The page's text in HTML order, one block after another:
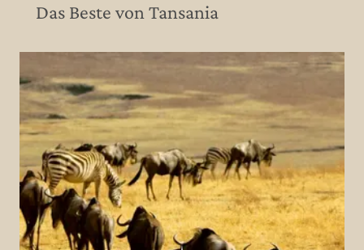
Das Beste von Tansania